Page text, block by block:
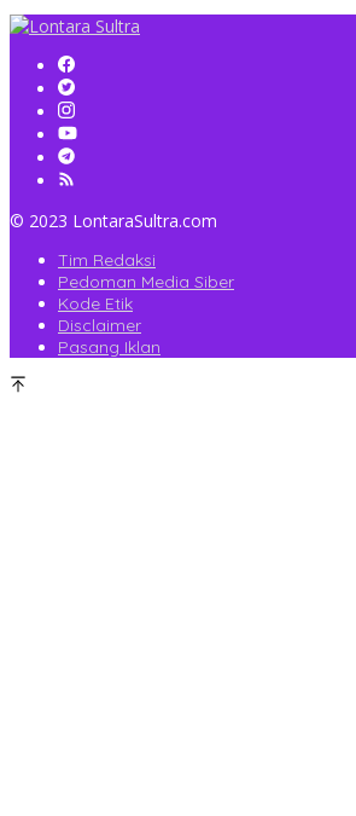
© 2023 LontaraSultra.com
Tim Redaksi
Pedoman Media Siber
Kode Etik
Disclaimer
Pasang Iklan